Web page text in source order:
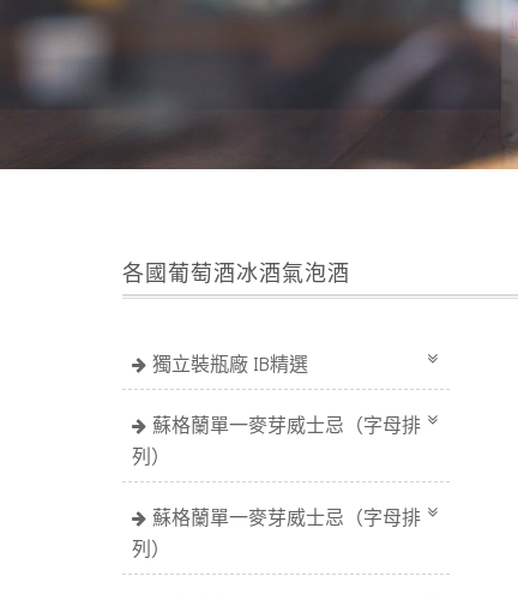
各國葡萄酒冰酒氣泡酒
獨立裝瓶廠 IB精選
蘇格蘭單一麥芽威士忌（字母排
列）
蘇格蘭單一麥芽威士忌（字母排
列）